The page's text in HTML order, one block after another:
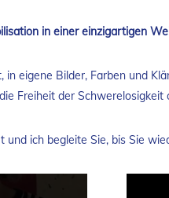
in einer einzigartigen
eigene Bilder, Farben und
Freiheit der
ich begleite Sie, bis Sie